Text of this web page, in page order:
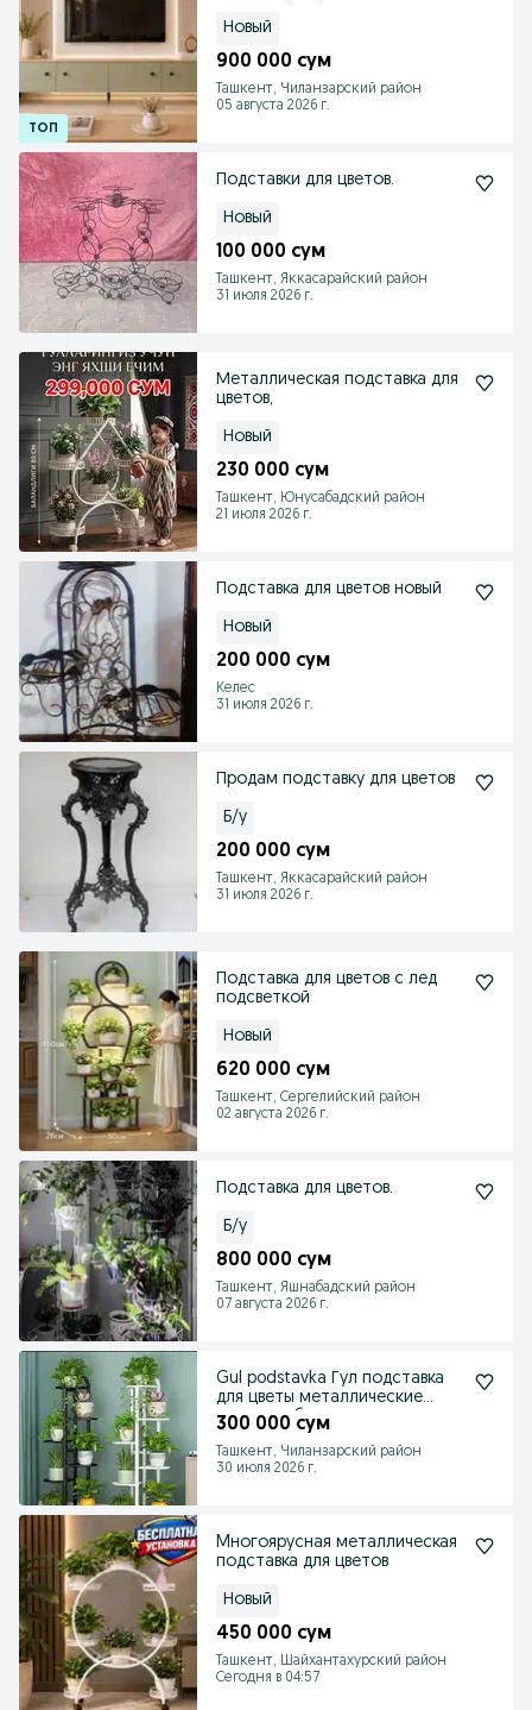
Новый
900 000 сум
Ташкент, Чиланзарский район
05 августа 2026 г.
Подставки для цветов.
Новый
100 000 сум
Ташкент, Яккасарайский район
31 июля 2026 г.
Металлическая подставка для
цветов,
Новый
230 000 сум
Ташкент, Юнусабадский район
21 июля 2026 г.
Подставка для цветов новый
Новый
200 000 сум
Келес
31 июля 2026 г.
Продам подставку для цветов
Б/у
200 000 сум
Ташкент, Яккасарайский район
31 июля 2026 г.
Подставка для цветов с лед
подсветкой
Новый
620 000 сум
Ташкент, Сергелийский район
02 августа 2026 г.
Подставка для цветов.
Б/у
800 000 сум
Ташкент, Яшнабадский район
07 августа 2026 г.
Gul podstavka Гул подставка
для цветы металлические
доставка бесплатна
300 000 сум
Ташкент, Чиланзарский район
30 июля 2026 г.
Mногоярусная металлическая
подставка для цветов
Новый
450 000 сум
Ташкент, Шайхантахурский район
Сегодня в 04:57